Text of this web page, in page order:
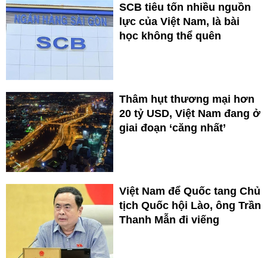
SCB tiêu tốn nhiều nguồn
lực của Việt Nam, là bài
học không thể quên
Thâm hụt thương mại hơn
20 tỷ USD, Việt Nam đang ở
giai đoạn ‘căng nhất’
Việt Nam để Quốc tang Chủ
tịch Quốc hội Lào, ông Trần
Thanh Mẫn đi viếng